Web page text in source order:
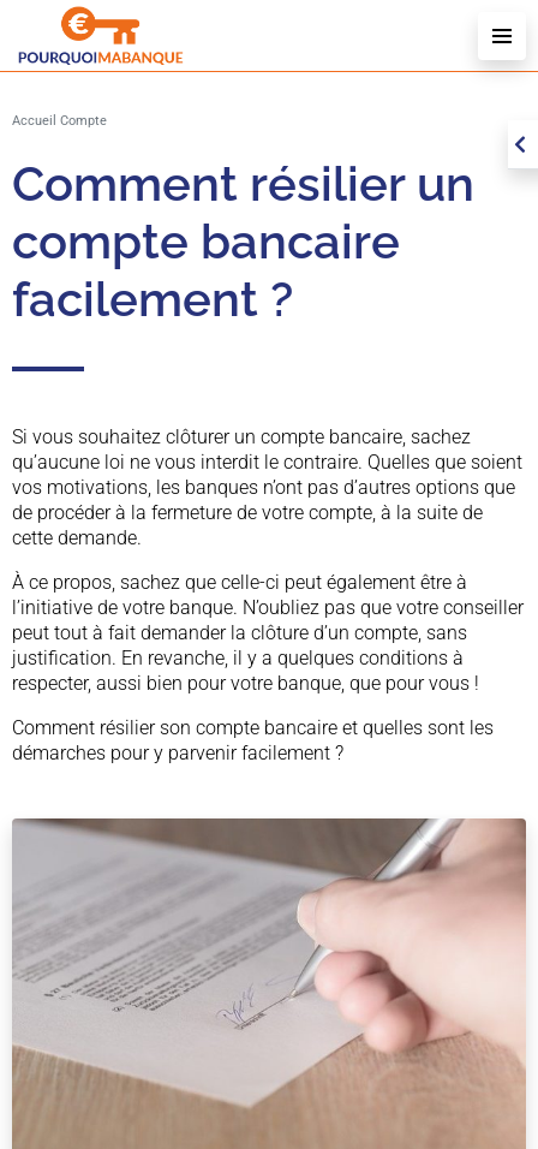
Accueil Compte
Comment résilier un
compte bancaire
facilement ?
Si vous souhaitez clôturer un compte bancaire, sachez
qu’aucune loi ne vous interdit le contraire. Quelles que soient
vos motivations, les banques n’ont pas d’autres options que
de procéder à la fermeture de votre compte, à la suite de
cette demande.
À ce propos, sachez que celle-ci peut également être à
l’initiative de votre banque. N’oubliez pas que votre conseiller
peut tout à fait demander la clôture d’un compte, sans
justification. En revanche, il y a quelques conditions à
respecter, aussi bien pour votre banque, que pour vous !
Comment résilier son compte bancaire et quelles sont les
démarches pour y parvenir facilement ?